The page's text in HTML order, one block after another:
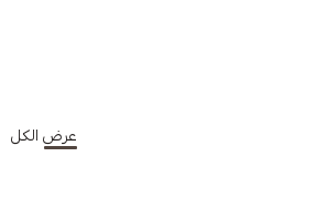
عرض الكل